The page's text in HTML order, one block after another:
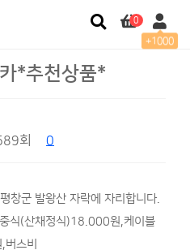
0
+1000
*추천상품*
회 0
창군 발왕산 자락에 자리합니다.
식(산채정식)18.000원,케이블
스비